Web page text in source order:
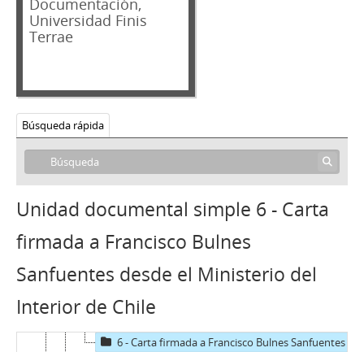
Documentación,
Universidad Finis
Terrae
Búsqueda rápida
Unidad documental simple 6 - Carta
firmada a Francisco Bulnes
Sanfuentes desde el Ministerio del
Interior de Chile
02 - Archivos personales
JAR - Jorge Alessandri Rodríguez
FBS - Francisco Bulnes Sanfuentes
01 - Discursos
02 - Documentos personales y correspondencia
1 - Carta a Fernando Jiménez con motivo de problematizar el estado de la ANEC
2 - Carta de Francisco Bulnes Sanfuentes a Manuel A. Garretón con motivo de comunicar su renuncia a la Falange Nacional y consecuente adhesión al Movimiento Nacional de la Juventud Conservadora
3 - Carta de respuesta firmada de Manuel A. Garretón a Francisco Bulnes Sanfuentes con motivo de recepción de la renuncia de Bulnes a Falange Nacional
4 - Certificado oficial y firmado con motivo de prestación de servicios a Carabineros de Chile
6 - Carta firmada a Francisco Bulnes Sanfuentes desde el Ministerio del Interior de Chile